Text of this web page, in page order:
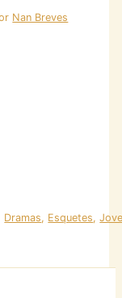
Nan Breves
Dramas, Esquetes,